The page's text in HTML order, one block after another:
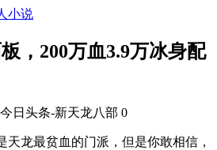
小说
，200万血3.9万冰身配
日头条-新天龙八部 0
天龙最贫血的门派，但是你敢相信，